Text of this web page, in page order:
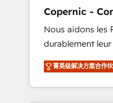
days ⚡ - Global: 75+ RPers across five
continents 🌐 - Scale: Largest
grown & fastest
🪴 - Sales Hub: More implementations than
any other Partner 💻 -
Salesforce
Copernic -
HubSpot
Nous aidons les
durablement
aux vrais défis : • Intégration de HubSpot
avec d’autres
Alignement des
菁英级解决方案合作